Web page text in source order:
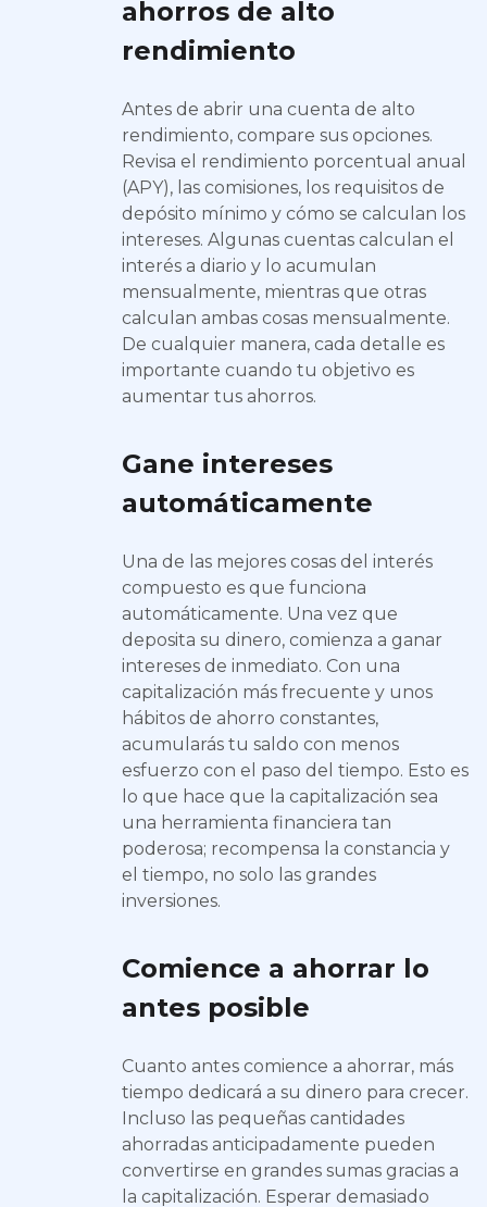
ahorros de alto
rendimiento
Antes de abrir una cuenta de alto
rendimiento, compare sus opciones.
Revisa el rendimiento porcentual anual
(APY), las comisiones, los requisitos de
depósito mínimo y cómo se calculan los
intereses. Algunas cuentas calculan el
interés a diario y lo acumulan
mensualmente, mientras que otras
calculan ambas cosas mensualmente.
De cualquier manera, cada detalle es
importante cuando tu objetivo es
aumentar tus ahorros.
Gane intereses
automáticamente
Una de las mejores cosas del interés
compuesto es que funciona
automáticamente. Una vez que
deposita su dinero, comienza a ganar
intereses de inmediato. Con una
capitalización más frecuente y unos
hábitos de ahorro constantes,
acumularás tu saldo con menos
esfuerzo con el paso del tiempo. Esto es
lo que hace que la capitalización sea
una herramienta financiera tan
poderosa; recompensa la constancia y
el tiempo, no solo las grandes
inversiones.
Comience a ahorrar lo
antes posible
Cuanto antes comience a ahorrar, más
tiempo dedicará a su dinero para crecer.
Incluso las pequeñas cantidades
ahorradas anticipadamente pueden
convertirse en grandes sumas gracias a
la capitalización. Esperar demasiado